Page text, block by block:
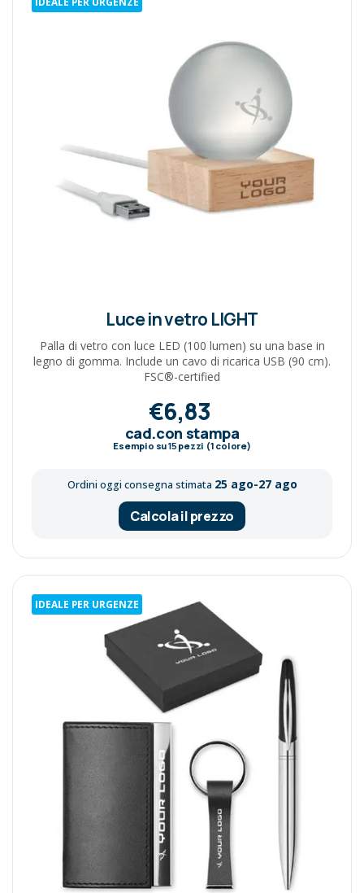
Luce in vetro LIGHT
Palla di vetro con luce LED (100 lumen) su una base in
legno di gomma. Include un cavo di ricarica USB (90 cm).
FSC®-certified
€6,83
cad.con stampa
Esempio su15 pezzi (1 colore)
Ordini oggi consegna stimata 25 ago-27 ago
Calcola il prezzo
IDEALE PER URGENZE